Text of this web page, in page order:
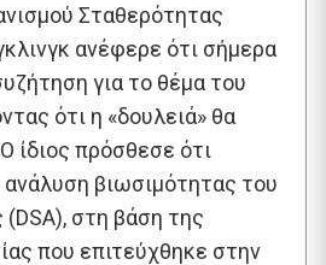
Σταθερότητας
ανέφερε ότι σήμερα
για το θέμα του
ότι η «δουλειά» θα
ίδιος πρόσθεσε ότι
ανάλυση βιωσιμότητας του
(DSA), στη βάση της
που επιτεύχθηκε στην